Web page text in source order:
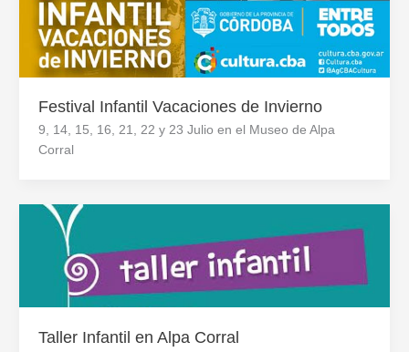
Festival Infantil Vacaciones de Invierno
9, 14, 15, 16, 21, 22 y 23 Julio en el Museo de Alpa
Corral
Taller Infantil en Alpa Corral